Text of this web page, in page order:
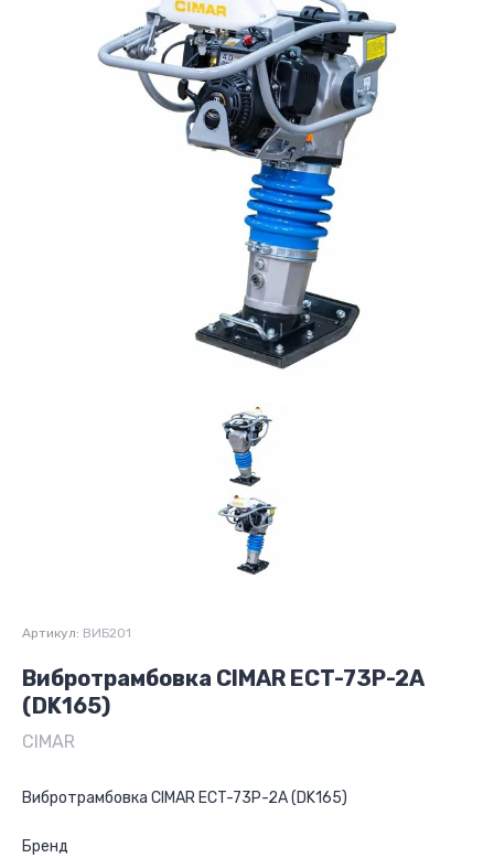
Артикул: ВИБ201
Вибротрамбовка CIMAR ECT-73P-2A
(DK165)
CIMAR
Вибротрамбовка CIMAR ECT-73P-2A (DK165)
Бренд